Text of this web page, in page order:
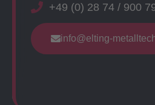
+49 (0) 28 74 / 900
info@elting-